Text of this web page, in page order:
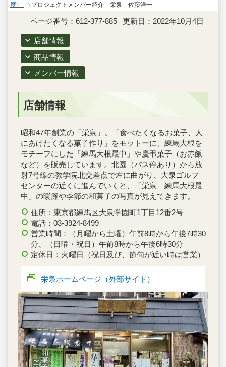
度）
プロジェクトメンバー紹介 栄泉 佐藤洋一
ページ番号：612-377-885 更新日：2022年10月4日
店舗情報
商品情報
メンバー情報
店舗情報
昭和47年創業の「栄泉」。「食べたくなるお菓子、人
にあげたくなる菓子作り」をモットーに、練馬大根を
モチーフにした「練馬大根最中」や慶弔菓子（お赤飯
など）を販売しています。北園（バス停あり）から放
射7号線の教学院北交差点で左に曲がり、大泉ゴルフ
センターの近くに進んでいくと、「栄泉 練馬大根最
中」の暖簾や季節の和菓子の写真が見えてきます。
住所：東京都練馬区大泉学園町1丁目12番2号
電話：03-3924-8499
営業時間：（月曜から土曜）午前8時から午後7時30
分、（日曜・祝日）午前8時から午後6時30分
定休日：火曜日（祝日及び、節句が近い時は営業）
栄泉ホームページ（外部サイト）